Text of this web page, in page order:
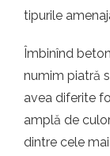
tipurile
Îmbinînd
numim piatră
avea diferite
amplă de
dintre cele